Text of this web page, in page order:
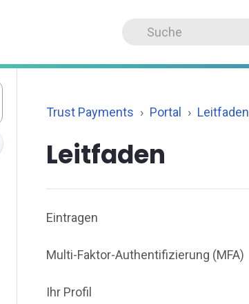
Trust Payments Portal Leitfaden
Leitfaden
Eintragen
Multi-Faktor-Authentifizierung (MFA)
Ihr Profil